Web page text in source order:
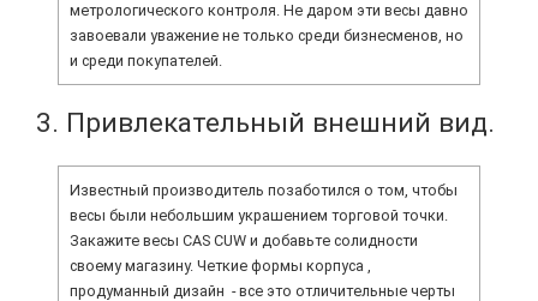
метрологического контроля. Не даром эти весы давно
завоевали уважение не только среди бизнесменов, но
и среди покупателей.
3. Привлекательный внешний вид.
Известный производитель позаботился о том, чтобы
весы были небольшим украшением торговой точки.
Закажите весы CAS CUW и добавьте солидности
своему магазину. Четкие формы корпуса ,
продуманный дизайн - все это отличительные черты